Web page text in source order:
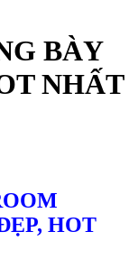
BÀY
NHẤT
HOT